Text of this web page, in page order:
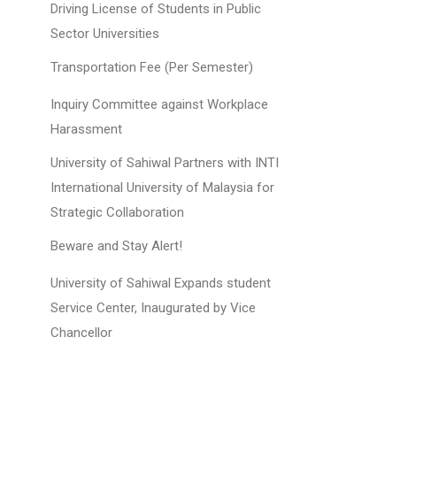
Driving License of Students in Public
Sector Universities
Transportation Fee (Per Semester)
Inquiry Committee against Workplace
Harassment
University of Sahiwal Partners with INTI
International University of Malaysia for
Strategic Collaboration
Beware and Stay Alert!
University of Sahiwal Expands student
Service Center, Inaugurated by Vice
Chancellor